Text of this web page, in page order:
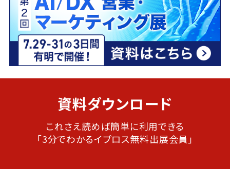
資料ダウンロード
これさえ読めば簡単に利用できる
「3分でわかるイプロス無料出展会員」